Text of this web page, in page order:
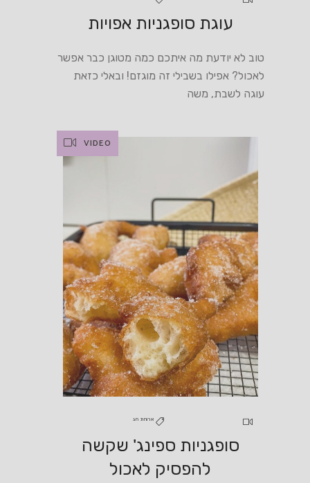
עוגת סופגניות אפויות
טוב לא יודעת מה איתכם כמה מטוגן כבר אפשר
לאכול? אפילו בשבילי זה מוגזם! ובאלי כזאת
עוגה לשבת, משה
VIDEO
ארוחת חג
סופגניות ספינג' שקשה
להפסיק לאכול